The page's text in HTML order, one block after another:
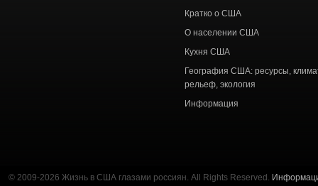
Кратко о США
О населении США
Кухня США
География США: ресурсы,
рельеф, экология
Информация
© 2009-2026 Жизнь в США глазами россиян. All Rights Reserved.